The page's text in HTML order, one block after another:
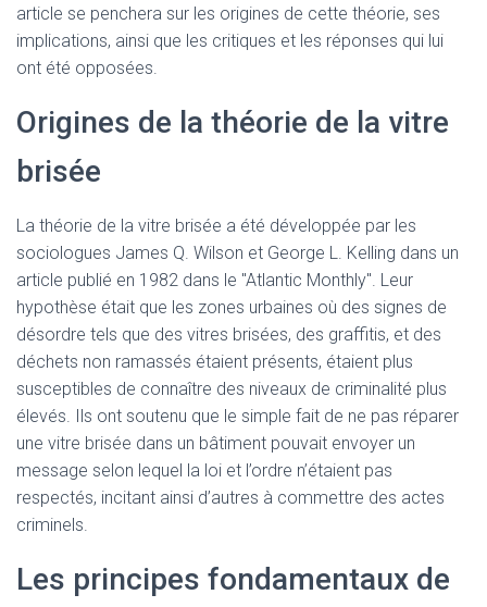
article se penchera sur les origines de cette théorie, ses
implications, ainsi que les critiques et les réponses qui lui
ont été opposées.
Origines de la théorie de la vitre
brisée
La théorie de la vitre brisée a été développée par les
sociologues James Q. Wilson et George L. Kelling dans un
article publié en 1982 dans le "Atlantic Monthly". Leur
hypothèse était que les zones urbaines où des signes de
désordre tels que des vitres brisées, des graffitis, et des
déchets non ramassés étaient présents, étaient plus
susceptibles de connaître des niveaux de criminalité plus
élevés. Ils ont soutenu que le simple fait de ne pas réparer
une vitre brisée dans un bâtiment pouvait envoyer un
message selon lequel la loi et l’ordre n’étaient pas
respectés, incitant ainsi d’autres à commettre des actes
criminels.
Les principes fondamentaux de